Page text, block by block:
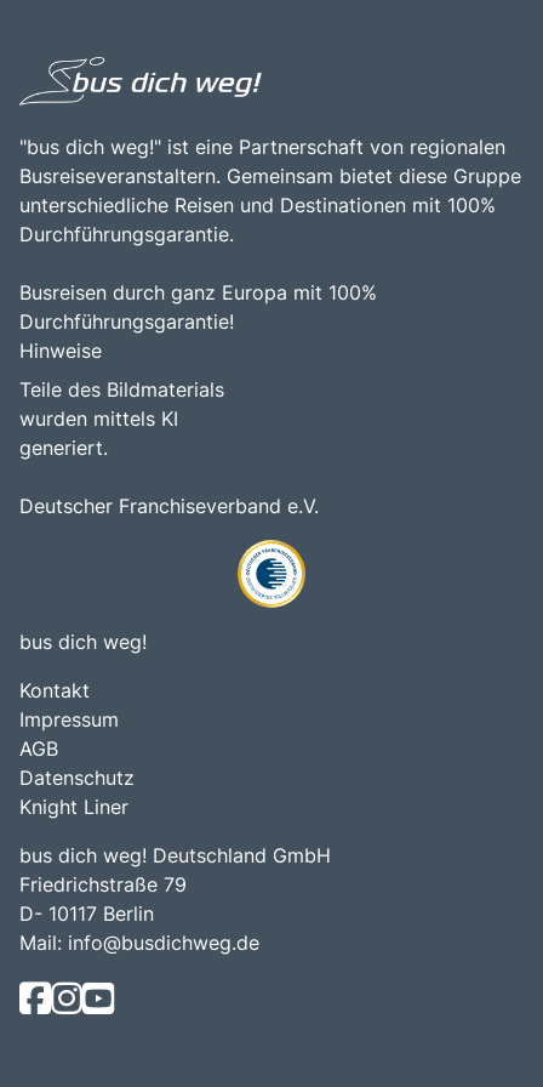
Natur, den kulturellen Sehenswürdigkeiten und der Nähe
zu weiteren Attraktionen, wie dem Stift Melk und der
Erlebnis für alle, die die Faszination der österreichischen
Landschaft und Kultur entdecken möchten.
"bus dich weg!" ist eine Partnerschaft von regionalen
Busreiseveranstaltern. Gemeinsam bietet diese Gruppe
unterschiedliche Reisen und Destinationen mit 100%
Durchführungsgarantie.
Busreisen durch ganz Europa mit 100%
Durchführungsgarantie!
Hinweise
Teile des Bildmaterials
wurden mittels KI
generiert.
Deutscher Franchiseverband e.V.
bus dich weg!
Kontakt
Impressum
AGB
Datenschutz
Knight Liner
bus dich weg! Deutschland GmbH
Friedrichstraße 79
D- 10117 Berlin
Mail: info@busdichweg.de